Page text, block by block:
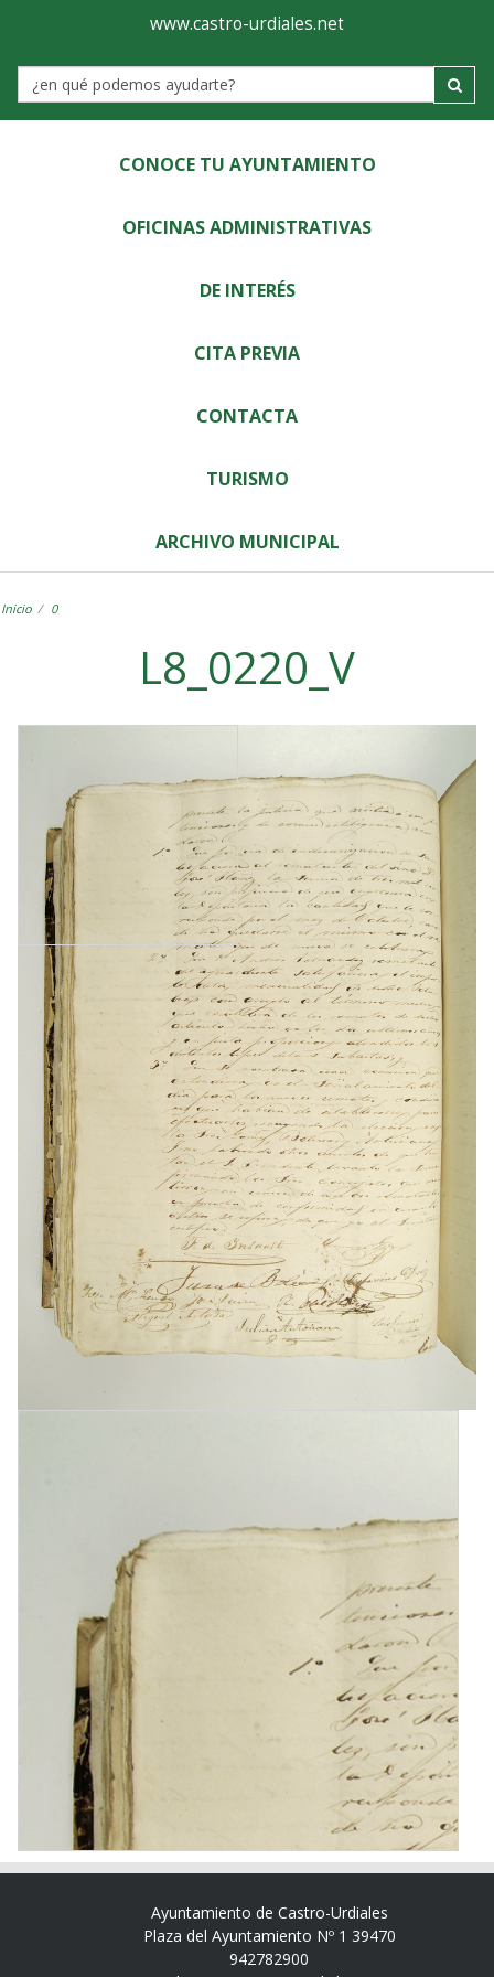
Ayuntamiento
de
Castro-
Urdiales
www.castro-urdiales.net
Label
CONOCE TU AYUNTAMIENTO
OFICINAS ADMINISTRATIVAS
DE INTERÉS
CITA PREVIA
CONTACTA
TURISMO
ARCHIVO MUNICIPAL
Inicio 0
L8_0220_V
Ayuntamiento de Castro-Urdiales
Plaza del Ayuntamiento Nº 1 39470
942782900